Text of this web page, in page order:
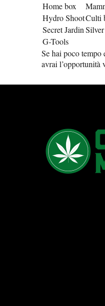
Home box
Hydro ShootCulti
Secret Jardin
G-Tools
Se hai poco
avrai l’opportunità